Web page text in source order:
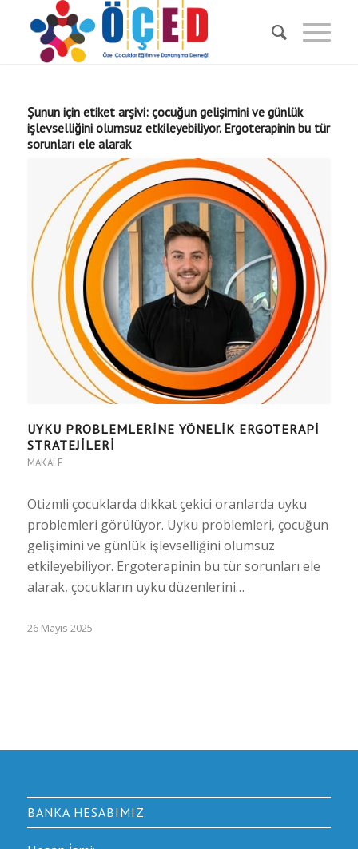
Şunun için etiket arşivi: çocuğun gelişimini ve günlük
işlevselliğini olumsuz etkileyebiliyor. Ergoterapinin bu tür
sorunları ele alarak
UYKU PROBLEMLERİNE YÖNELİK ERGOTERAPİ
STRATEJİLERİ
MAKALE
Otizmli çocuklarda dikkat çekici oranlarda uyku
problemleri görülüyor. Uyku problemleri, çocuğun
gelişimini ve günlük işlevselliğini olumsuz
etkileyebiliyor. Ergoterapinin bu tür sorunları ele
alarak, çocukların uyku düzenlerini…
26 Mayıs 2025
BANKA HESABIMIZ